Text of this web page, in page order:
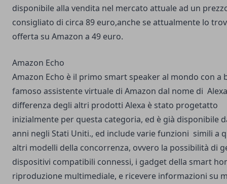
disponibile alla vendita nel mercato attuale ad un
consigliato di circa 89 euro,anche se attualmente lo
offerta su Amazon a 49 euro.
Amazon Echo
Amazon Echo è il primo smart speaker al mondo con a
famoso assistente virtuale di Amazon dal nome di
differenza degli altri prodotti Alexa è stato progetatto
inizialmente per questa categoria, ed è già disponibile
anni negli Stati Uniti., ed include varie funzioni simili a
altri modelli della concorrenza, ovvero la possibilità di
dispositivi compatibili connessi, i gadget della smart
riproduzione multimediale, e ricevere informazioni su